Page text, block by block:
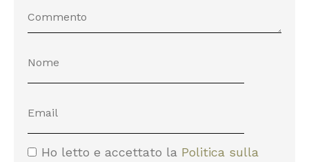
Ho letto e accettato la Politica sulla